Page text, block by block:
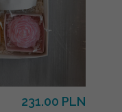
231.00 PLN